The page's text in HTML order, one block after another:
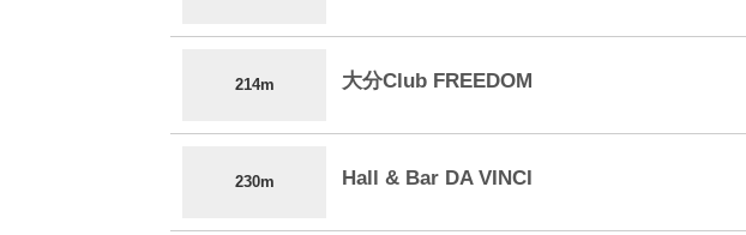
214m 大分Club FREEDOM
230m Hall & Bar DA VINCI